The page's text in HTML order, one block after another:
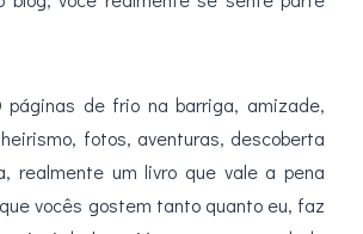
de frio na barriga, amizade,
fotos, aventuras, descoberta
realmente um livro que vale a pena
vocês gostem tanto quanto eu, faz